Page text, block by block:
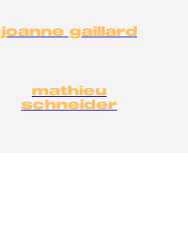
joanne gaillard
mathieu
schneider